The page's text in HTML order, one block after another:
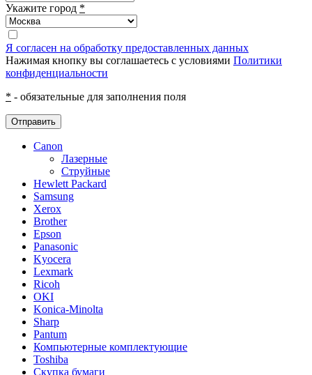
Укажите город *
Я согласен на обработку предоставленных данных
Нажимая кнопку вы соглашаетесь с условиями Политики
конфиденциальности
* - обязательные для заполнения поля
Отправить
Canon
Лазерные
Струйные
Hewlett Packard
Samsung
Xerox
Brother
Epson
Panasonic
Kyocera
Lexmark
Ricoh
OKI
Konica-Minolta
Sharp
Pantum
Компьютерные комплектующие
Toshiba
Скупка бумаги